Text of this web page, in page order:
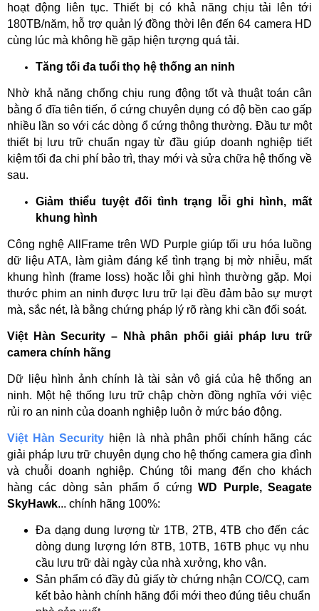
hoạt động liên tục. Thiết bị có khả năng chịu tải lên tới
180TB/năm, hỗ trợ quản lý đồng thời lên đến 64 camera HD
cùng lúc mà không hề gặp hiện tượng quá tải.
Tăng tối đa tuổi thọ hệ thống an ninh
Nhờ khả năng chống chịu rung động tốt và thuật toán cân
bằng ổ đĩa tiên tiến, ổ cứng chuyên dụng có độ bền cao gấp
nhiều lần so với các dòng ổ cứng thông thường. Đầu tư một
thiết bị lưu trữ chuẩn ngay từ đầu giúp doanh nghiệp tiết
kiệm tối đa chi phí bảo trì, thay mới và sửa chữa hệ thống về
sau.
Giảm thiểu tuyệt đối tình trạng lỗi ghi hình, mất
khung hình
Công nghệ AllFrame trên WD Purple giúp tối ưu hóa luồng
dữ liệu ATA, làm giảm đáng kể tình trạng bị mờ nhiễu, mất
khung hình (frame loss) hoặc lỗi ghi hình thường gặp. Mọi
thước phim an ninh được lưu trữ lại đều đảm bảo sự mượt
mà, sắc nét, là bằng chứng pháp lý rõ ràng khi cần đối soát.
Việt Hàn Security – Nhà phân phối giải pháp lưu trữ
camera chính hãng
Dữ liệu hình ảnh chính là tài sản vô giá của hệ thống an
ninh. Một hệ thống lưu trữ chập chờn đồng nghĩa với việc
rủi ro an ninh của doanh nghiệp luôn ở mức báo động.
Việt Hàn Security hiện là nhà phân phối chính hãng các
giải pháp lưu trữ chuyên dụng cho hệ thống camera gia đình
và chuỗi doanh nghiệp. Chúng tôi mang đến cho khách
hàng các dòng sản phẩm ổ cứng WD Purple, Seagate
SkyHawk... chính hãng 100%:
Đa dạng dung lượng từ 1TB, 2TB, 4TB cho đến các
dòng dung lượng lớn 8TB, 10TB, 16TB phục vụ nhu
cầu lưu trữ dài ngày của nhà xưởng, kho vận.
Sản phẩm có đầy đủ giấy tờ chứng nhận CO/CQ, cam
kết bảo hành chính hãng đổi mới theo đúng tiêu chuẩn